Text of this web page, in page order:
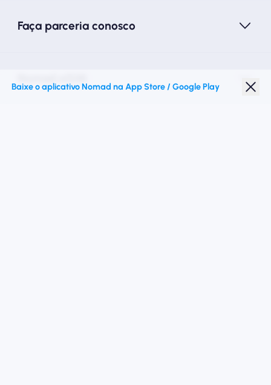
Faça parceria conosco
Baixe o aplicativo Nomad na App Store / Google Play